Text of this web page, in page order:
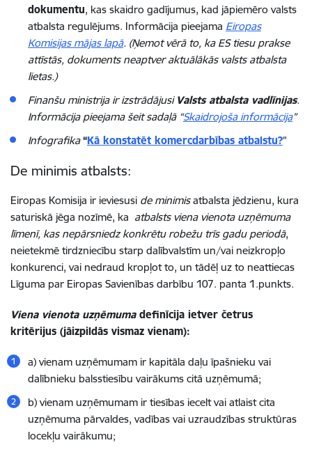
dokumentu, kas skaidro gadījumus, kad jāpiemēro valsts
atbalsta regulējums. Informācija pieejama Eiropas
Komisijas mājas lapā. (Ņemot vērā to, ka ES tiesu prakse
attīstās, dokuments neaptver aktuālākās valsts atbalsta
lietas.)
Finanšu ministrija ir izstrādājusi Valsts atbalsta vadlīnijas.
Informācija pieejama šeit sadaļā “Skaidrojoša informācija”
Infografika“Kā konstatēt komercdarbības atbalstu?"
De minimis atbalsts:
Eiropas Komisija ir ieviesusi de minimisatbalsta jēdzienu, kura
saturiskā jēga nozīmē, ka atbalsts viena vienota uzņēmuma
līmenī, kas nepārsniedz konkrētu robežu trīs gadu periodā,
neietekmē tirdzniecību starp dalībvalstīm un/vai neizkropļo
konkurenci, vai nedraud kropļot to, un tādēļ uz to neattiecas
Līguma par Eiropas Savienības darbību 107. panta 1.punkts.
Viena vienota uzņēmumadefinīcija ietver četrus
kritērijus (jāizpildās vismaz vienam):
a) vienam uzņēmumam ir kapitāla daļu īpašnieku vai
dalībnieku balsstiesību vairākums citā uzņēmumā;
b) vienam uzņēmumam ir tiesības iecelt vai atlaist cita
uzņēmuma pārvaldes, vadības vai uzraudzības struktūras
locekļu vairākumu;